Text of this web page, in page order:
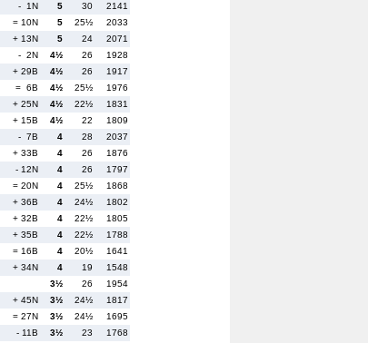
- 1N 5 30
2141
= 10N 5 25½
2033
+ 13N 5 24
2071
- 2N 4½ 26
1928
+ 29B 4½ 26
1917
= 6B 4½ 25½
1976
+ 25N 4½ 22½
1831
+ 15B 4½ 22
1809
- 7B 4 28
2037
+ 33B 4 26
1876
- 12N 4 26
1797
= 20N 4 25½
1868
+ 36B 4 24½
1802
+ 32B 4 22½
1805
+ 35B 4 22½
1788
= 16B 4 20½
1641
+ 34N 4 19
1548
3½ 26
1954
+ 45N 3½ 24½
1817
= 27N 3½ 24½
1695
- 11B 3½ 23
1768